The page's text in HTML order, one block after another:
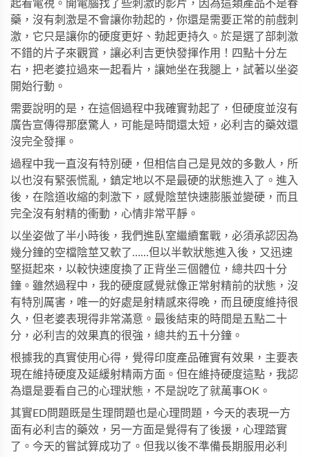
起看電視。開電腦找了些刺激的影片，因為這類產品不是春
藥，沒有刺激是不會讓你勃起的，你還是需要正常的前戲刺
激，它只是讓你的硬度更好、勃起更持久。於是選了部刺激
不錯的片子來觀賞，讓必利吉更快發揮作用！四點十分左
右，把老婆拉過來一起看片，讓她坐在我腿上，試著以坐姿
開始行動。
需要說明的是，在這個過程中我確實勃起了，但硬度並沒有
廣告宣傳得那麼驚人，可能是時間還太短，必利吉的藥效還
沒完全發揮。
過程中我一直沒有特別硬，但相信自己是見效的多數人，所
以也沒有緊張慌亂，鎮定地以不是最硬的狀態進入了。進入
後，在陰道收縮的刺激下，感覺陰莖快速膨脹並變硬，而且
完全沒有射精的衝動，心情非常平靜。
以坐姿做了半小時後，我們進臥室繼續奮戰，必須承認因為
幾分鐘的空檔陰莖又軟了……但以半軟狀態進入後，又迅速
堅挺起來，以較快速度換了正背坐三個體位，總共四十分
鐘。雖然過程中，我的硬度感覺就像正常射精前的狀態，沒
有特別厲害，唯一的好處是射精感來得晚，而且硬度維持很
久，但老婆表現得非常滿意。最後結束的時間是五點二十
分，必利吉的效果真的很強，總共約五十分鐘。
根據我的真實使用心得，覺得印度產品確實有效果，主要表
現在維持硬度及延緩射精兩方面。但在維持硬度這點，我認
為還是要看自己的心理狀態，不是說吃了就萬事OK。
其實ED問題既是生理問題也是心理問題，今天的表現一方
面有必利吉的藥效，另一方面是覺得有了後援，心理踏實
了。今天的嘗試算成功了。但我以後不準備長期服用必利